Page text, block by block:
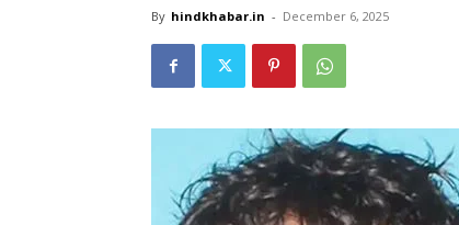
By hindkhabar.in - December 6, 2025